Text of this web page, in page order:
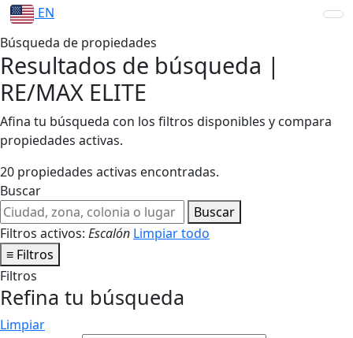
EN
Búsqueda de propiedades
Resultados de búsqueda |
RE/MAX ELITE
Afina tu búsqueda con los filtros disponibles y compara
propiedades activas.
20 propiedades activas encontradas.
Buscar
Buscar
Filtros activos: Escalón Limpiar todo
≡ Filtros
Filtros
Refina tu búsqueda
Limpiar